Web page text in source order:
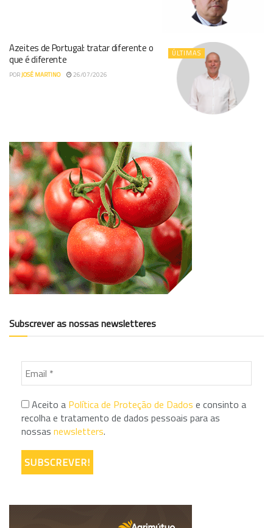
ÚLTIMAS
Azeites de Portugal: tratar diferente o
que é diferente
PORJOSÉ MARTINO 26/07/2026
Subscrever as nossas newsletteres
Aceito a Política de Proteção de Dados e consinto a
recolha e tratamento de dados pessoais para as
nossas newsletters.